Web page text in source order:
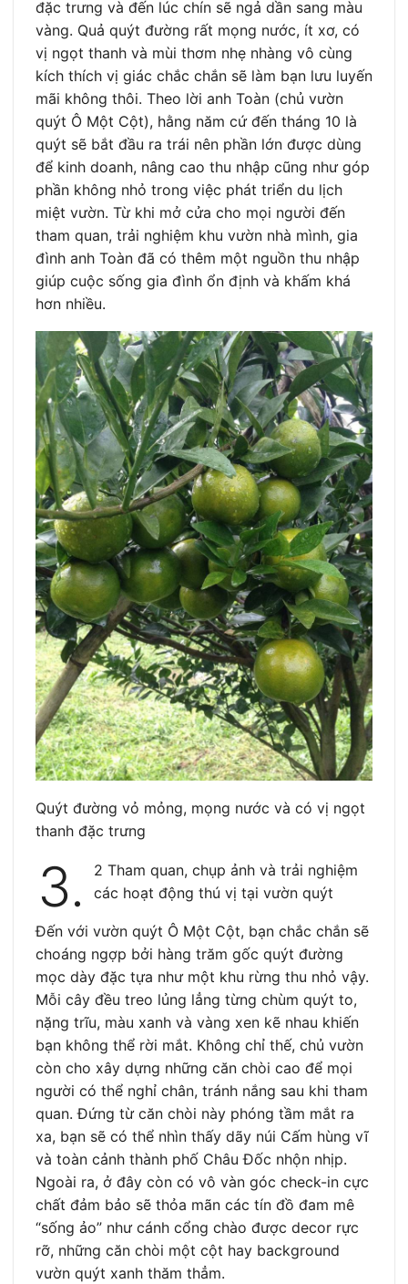
đặc trưng và đến lúc chín sẽ ngả dần sang màu
vàng. Quả quýt đường rất mọng nước, ít xơ, có
vị ngọt thanh và mùi thơm nhẹ nhàng vô cùng
kích thích vị giác chắc chắn sẽ làm bạn lưu luyến
mãi không thôi. Theo lời anh Toàn (chủ vườn
quýt Ô Một Cột), hằng năm cứ đến tháng 10 là
quýt sẽ bắt đầu ra trái nên phần lớn được dùng
để kinh doanh, nâng cao thu nhập cũng như góp
phần không nhỏ trong việc phát triển du lịch
miệt vườn. Từ khi mở cửa cho mọi người đến
tham quan, trải nghiệm khu vườn nhà mình, gia
đình anh Toàn đã có thêm một nguồn thu nhập
giúp cuộc sống gia đình ổn định và khấm khá
hơn nhiều.
Quýt đường vỏ mỏng, mọng nước và có vị ngọt
thanh đặc trưng
3.
2 Tham quan, chụp ảnh và trải nghiệm
các hoạt động thú vị tại vườn quýt
Đến với vườn quýt Ô Một Cột, bạn chắc chắn sẽ
choáng ngợp bởi hàng trăm gốc quýt đường
mọc dày đặc tựa như một khu rừng thu nhỏ vậy.
Mỗi cây đều treo lủng lẳng từng chùm quýt to,
nặng trĩu, màu xanh và vàng xen kẽ nhau khiến
bạn không thể rời mắt. Không chỉ thế, chủ vườn
còn cho xây dựng những căn chòi cao để mọi
người có thể nghỉ chân, tránh nắng sau khi tham
quan. Đứng từ căn chòi này phóng tầm mắt ra
xa, bạn sẽ có thể nhìn thấy dãy núi Cấm hùng vĩ
và toàn cảnh thành phố Châu Đốc nhộn nhịp.
Ngoài ra, ở đây còn có vô vàn góc check-in cực
chất đảm bảo sẽ thỏa mãn các tín đồ đam mê
“sống ảo” như cánh cổng chào được decor rực
rỡ, những căn chòi một cột hay background
vườn quýt xanh thăm thẳm.